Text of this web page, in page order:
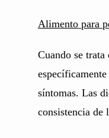
Alimento para
Cuando se
síntomas. Las
consistencia de